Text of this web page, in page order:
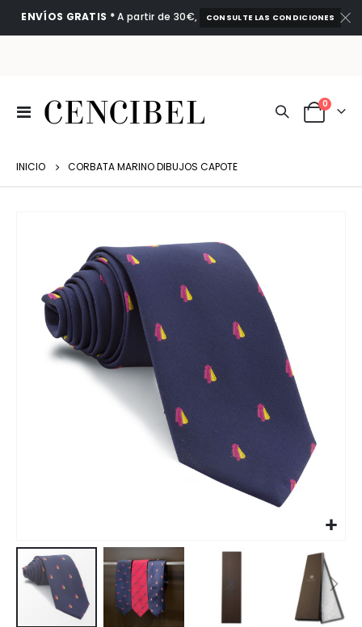
ENVÍOS GRATIS *A partir de 30€, CONSULTE LAS CONDICIONES
Toggle
Nav
Cart
0
INICIO CORBATA MARINO DIBUJOS CAPOTE
galería
imágenes